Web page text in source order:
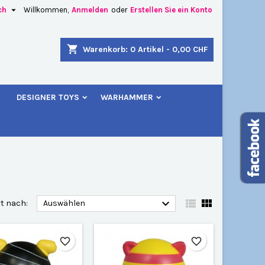
Willkommen, Anmelden oder Erstellen Sie ein Konto

shopping_cart Warenkorb: 0 Artikel - 0,00 CHF
DESIGNER TOYS WARHAMMER
nach: Auswählen   
favorite_border favorite_border